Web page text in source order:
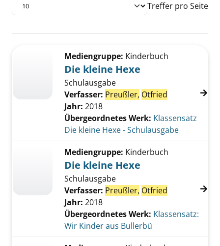
Treffer pro Seite
Zu den Suchfiltern springen
Mediengruppe: Kinderbuch
Die kleine Hexe
Schulausgabe
Verfasser: Preußler, Otfried
Jahr: 2018
Übergeordnetes Werk: Klassensatz
Die kleine Hexe - Schulausgabe
Mediengruppe: Kinderbuch
Die kleine Hexe
Schulausgabe
Verfasser: Preußler, Otfried
Jahr: 2018
Übergeordnetes Werk: Klassensatz:
Wir Kinder aus Bullerbü